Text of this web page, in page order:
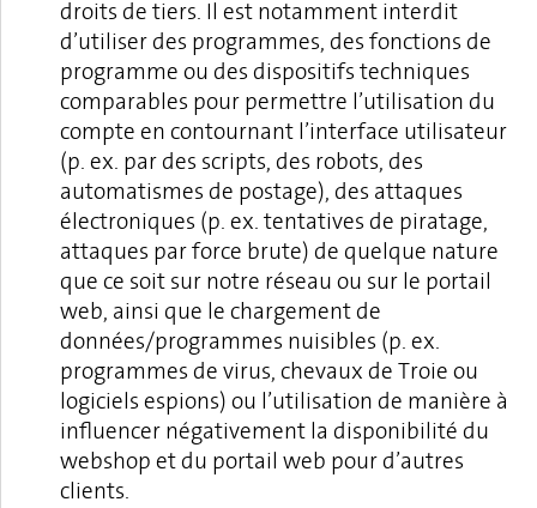
droits de tiers. Il est notamment interdit
d’utiliser des programmes, des fonctions de
programme ou des dispositifs techniques
comparables pour permettre l’utilisation du
compte en contournant l’interface utilisateur
(p. ex. par des scripts, des robots, des
automatismes de postage), des attaques
électroniques (p. ex. tentatives de piratage,
attaques par force brute) de quelque nature
que ce soit sur notre réseau ou sur le portail
web, ainsi que le chargement de
données/programmes nuisibles (p. ex.
programmes de virus, chevaux de Troie ou
logiciels espions) ou l’utilisation de manière à
influencer négativement la disponibilité du
webshop et du portail web pour d’autres
clients.